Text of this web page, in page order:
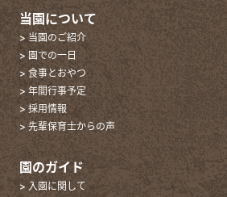
当園について
> 当園のご紹介
> 園での一日
> 食事とおやつ
> 年間行事予定
> 採用情報
> 先輩保育士からの声
園のガイド
> 入園に関して